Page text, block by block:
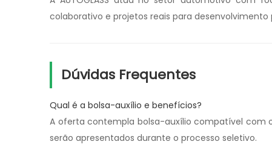
colaborativo e projetos reais para desenvolvimento
Dúvidas Frequentes
Qual é a bolsa-auxílio e benefícios?
A oferta contempla bolsa-auxílio compatível com
serão apresentados durante o processo seletivo.